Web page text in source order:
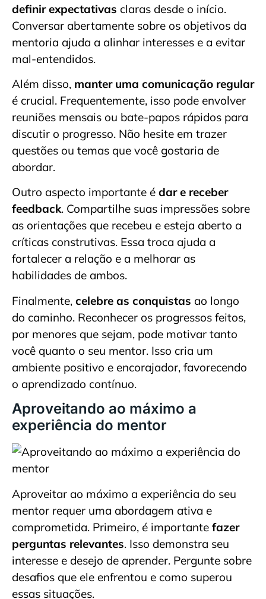
definir expectativas claras desde o início.
Conversar abertamente sobre os objetivos da
mentoria ajuda a alinhar interesses e a evitar
mal-entendidos.
Além disso, manter uma comunicação regular
é crucial. Frequentemente, isso pode envolver
reuniões mensais ou bate-papos rápidos para
discutir o progresso. Não hesite em trazer
questões ou temas que você gostaria de
abordar.
Outro aspecto importante é dar e receber
feedback. Compartilhe suas impressões sobre
as orientações que recebeu e esteja aberto a
críticas construtivas. Essa troca ajuda a
fortalecer a relação e a melhorar as
habilidades de ambos.
Finalmente, celebre as conquistas ao longo
do caminho. Reconhecer os progressos feitos,
por menores que sejam, pode motivar tanto
você quanto o seu mentor. Isso cria um
ambiente positivo e encorajador, favorecendo
o aprendizado contínuo.
Aproveitando ao máximo a
experiência do mentor
Aproveitar ao máximo a experiência do seu
mentor requer uma abordagem ativa e
comprometida. Primeiro, é importante fazer
perguntas relevantes. Isso demonstra seu
interesse e desejo de aprender. Pergunte sobre
desafios que ele enfrentou e como superou
essas situações.